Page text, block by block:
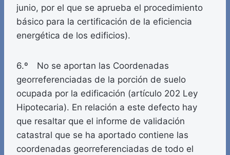
junio, por el que se aprueba el procedimiento
básico para la certificación de la eficiencia
energética de los edificios).
6.º No se aportan las Coordenadas
georreferenciadas de la porción de suelo
ocupada por la edificación (artículo 202 Ley
Hipotecaria). En relación a este defecto hay
que resaltar que el informe de validación
catastral que se ha aportado contiene las
coordenadas georreferenciadas de todo el